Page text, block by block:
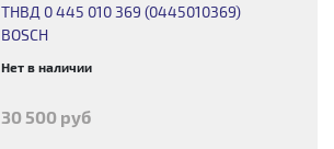
ТНВД 0 445 010 369 (0445010369)
BOSCH
Нет в наличии
30 500 руб